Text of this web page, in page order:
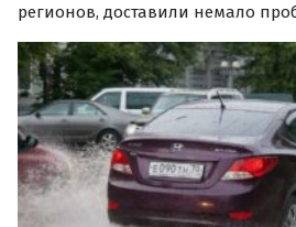
регионов, доставили немало
эксперта Максима Рязанова,
неприятности могут ждать
предпринять…